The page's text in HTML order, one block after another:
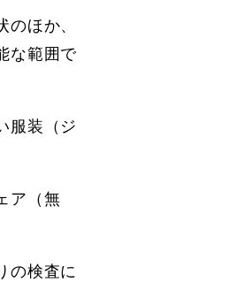
ほか、
な範囲で
服装（ジ
ア（無
の検査に